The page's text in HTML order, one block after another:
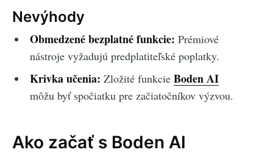
Nevýhody
Obmedzené bezplatné funkcie: Prémiové
nástroje vyžadujú predplatiteľské poplatky.
Krivka učenia: Zložité funkcie Boden AI
môžu byť spočiatku pre začiatočníkov výzvou.
Ako začať s Boden AI